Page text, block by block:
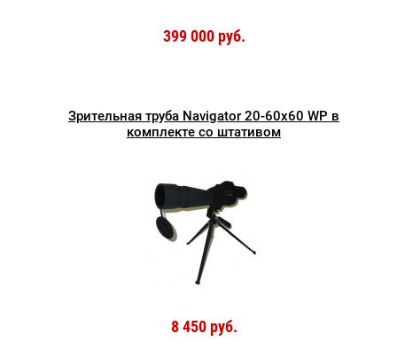
399 000 руб.
Зрительная труба Navigator 20-60x60 WP в
комплекте со штативом
8 450 руб.